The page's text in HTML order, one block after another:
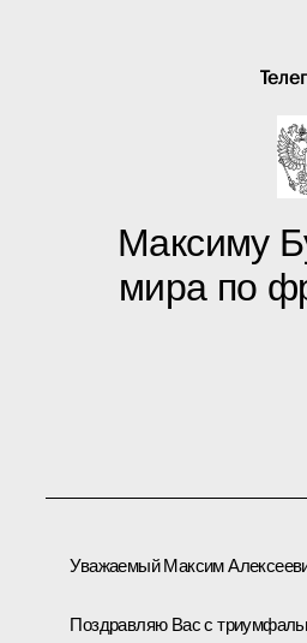
Максиму
мира по
Уважаемый Максим
Поздравляю Вас с